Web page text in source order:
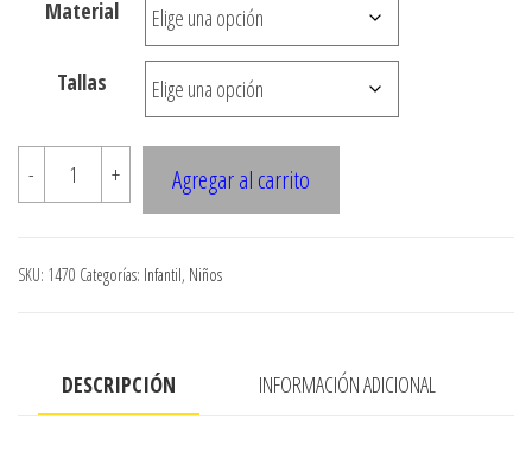
$3.900
hasta
$7.900
Material
Tallas
-
1470
POLERA
RAGLAN,
+ Agregar al carrito
SKU: 1470 Categorías: Infantil, Niños
DESCRIPCIÓN INFORMACIÓN ADICIONAL